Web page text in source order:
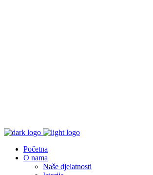
Početna
O nama
Naše djelatnosti